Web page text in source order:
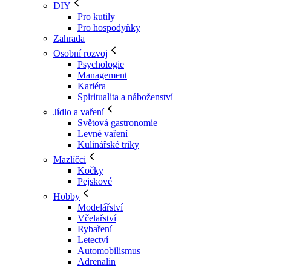
DIY
Pro kutily
Pro hospodyňky
Zahrada
Osobní rozvoj
Psychologie
Management
Kariéra
Spiritualita a náboženství
Jídlo a vaření
Světová gastronomie
Levné vaření
Kulinářské triky
Mazlíčci
Kočky
Pejskové
Hobby
Modelářství
Včelařství
Rybaření
Letectví
Automobilismus
Adrenalin